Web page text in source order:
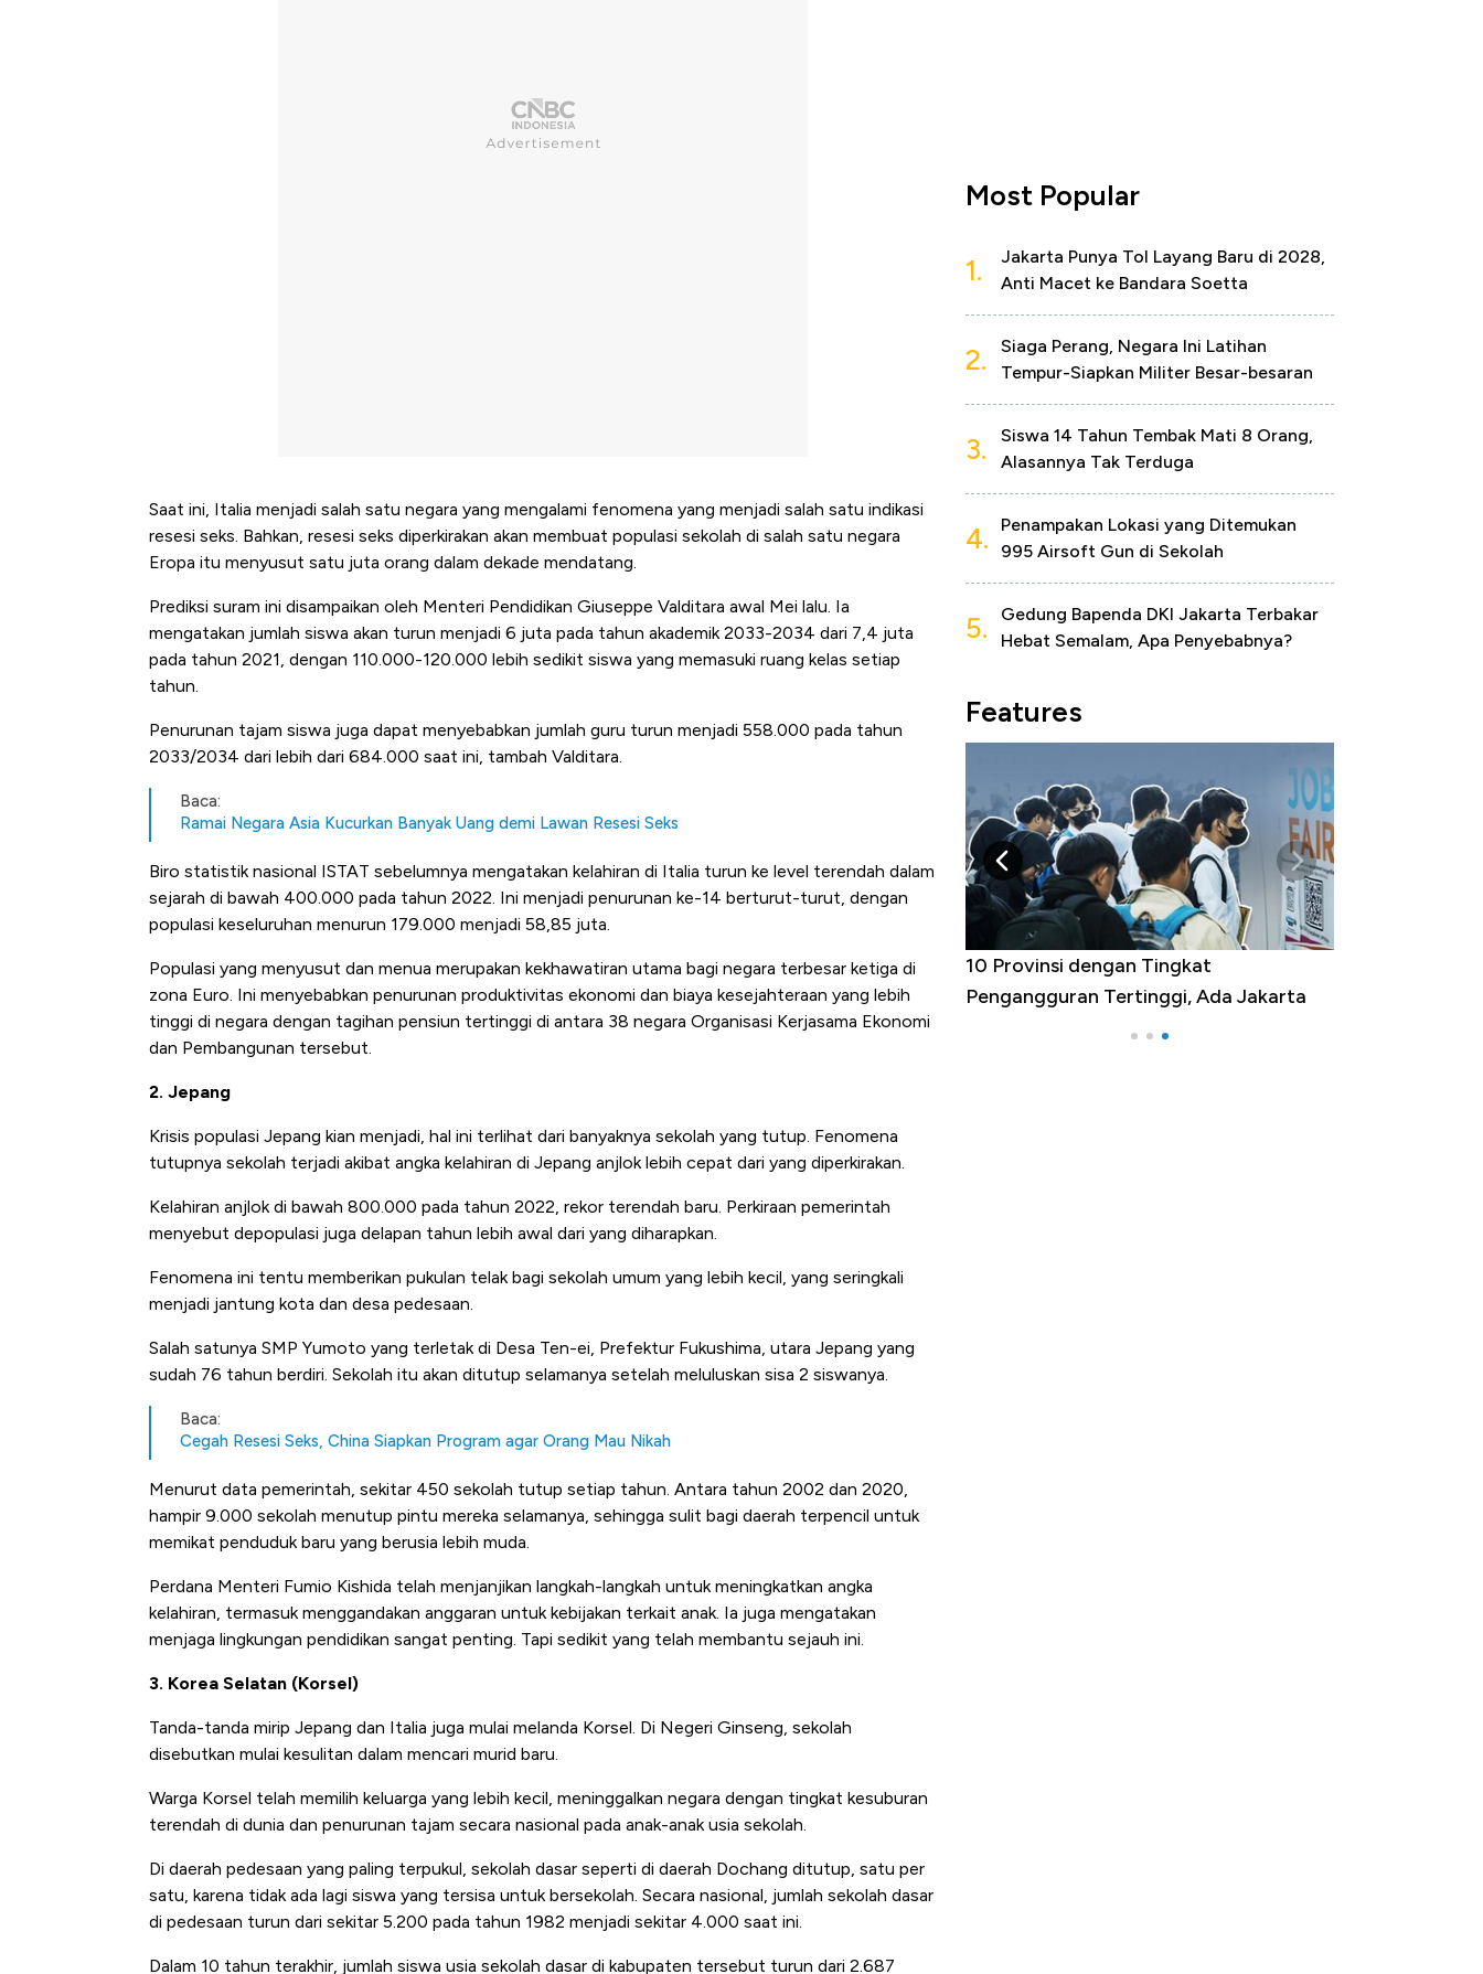
Saat ini, Italia menjadi salah satu negara yang mengalami fenomena yang menjadi salah satu indikasi
resesi seks. Bahkan, resesi seks diperkirakan akan membuat populasi sekolah di salah satu negara
Eropa itu menyusut satu juta orang dalam dekade mendatang.
Prediksi suram ini disampaikan oleh Menteri Pendidikan Giuseppe Valditara awal Mei lalu. Ia
mengatakan jumlah siswa akan turun menjadi 6 juta pada tahun akademik 2033-2034 dari 7,4 juta
pada tahun 2021, dengan 110.000-120.000 lebih sedikit siswa yang memasuki ruang kelas setiap
tahun.
Penurunan tajam siswa juga dapat menyebabkan jumlah guru turun menjadi 558.000 pada tahun
2033/2034 dari lebih dari 684.000 saat ini, tambah Valditara.
Baca:
Ramai Negara Asia Kucurkan Banyak Uang demi Lawan Resesi Seks
Biro statistik nasional ISTAT sebelumnya mengatakan kelahiran di Italia turun ke level terendah dalam
sejarah di bawah 400.000 pada tahun 2022. Ini menjadi penurunan ke-14 berturut-turut, dengan
populasi keseluruhan menurun 179.000 menjadi 58,85 juta.
Populasi yang menyusut dan menua merupakan kekhawatiran utama bagi negara terbesar ketiga di
zona Euro. Ini menyebabkan penurunan produktivitas ekonomi dan biaya kesejahteraan yang lebih
tinggi di negara dengan tagihan pensiun tertinggi di antara 38 negara Organisasi Kerjasama Ekonomi
dan Pembangunan tersebut.
2. Jepang
Krisis populasi Jepang kian menjadi, hal ini terlihat dari banyaknya sekolah yang tutup. Fenomena
tutupnya sekolah terjadi akibat angka kelahiran di Jepang anjlok lebih cepat dari yang diperkirakan.
Kelahiran anjlok di bawah 800.000 pada tahun 2022, rekor terendah baru. Perkiraan pemerintah
menyebut depopulasi juga delapan tahun lebih awal dari yang diharapkan.
Fenomena ini tentu memberikan pukulan telak bagi sekolah umum yang lebih kecil, yang seringkali
menjadi jantung kota dan desa pedesaan.
Salah satunya SMP Yumoto yang terletak di Desa Ten-ei, Prefektur Fukushima, utara Jepang yang
sudah 76 tahun berdiri. Sekolah itu akan ditutup selamanya setelah meluluskan sisa 2 siswanya.
Baca:
Cegah Resesi Seks, China Siapkan Program agar Orang Mau Nikah
Menurut data pemerintah, sekitar 450 sekolah tutup setiap tahun. Antara tahun 2002 dan 2020,
hampir 9.000 sekolah menutup pintu mereka selamanya, sehingga sulit bagi daerah terpencil untuk
memikat penduduk baru yang berusia lebih muda.
Perdana Menteri Fumio Kishida telah menjanjikan langkah-langkah untuk meningkatkan angka
kelahiran, termasuk menggandakan anggaran untuk kebijakan terkait anak. Ia juga mengatakan
menjaga lingkungan pendidikan sangat penting. Tapi sedikit yang telah membantu sejauh ini.
3. Korea Selatan (Korsel)
Tanda-tanda mirip Jepang dan Italia juga mulai melanda Korsel. Di Negeri Ginseng, sekolah
disebutkan mulai kesulitan dalam mencari murid baru.
Warga Korsel telah memilih keluarga yang lebih kecil, meninggalkan negara dengan tingkat kesuburan
terendah di dunia dan penurunan tajam secara nasional pada anak-anak usia sekolah.
Di daerah pedesaan yang paling terpukul, sekolah dasar seperti di daerah Dochang ditutup, satu per
satu, karena tidak ada lagi siswa yang tersisa untuk bersekolah. Secara nasional, jumlah sekolah dasar
di pedesaan turun dari sekitar 5.200 pada tahun 1982 menjadi sekitar 4.000 saat ini.
Dalam 10 tahun terakhir, jumlah siswa usia sekolah dasar di kabupaten tersebut turun dari 2.687
Most Popular
1.
Jakarta Punya Tol Layang Baru di 2028,
Anti Macet ke Bandara Soetta
2.
Siaga Perang, Negara Ini Latihan
Tempur-Siapkan Militer Besar-besaran
3.
Siswa 14 Tahun Tembak Mati 8 Orang,
Alasannya Tak Terduga
4.
Penampakan Lokasi yang Ditemukan
995 Airsoft Gun di Sekolah
5.
Gedung Bapenda DKI Jakarta Terbakar
Hebat Semalam, Apa Penyebabnya?
Features
Kongo Tutup Keran Ekspor, Harga
Tembaga Terbang ke Zona Berbahaya
Adu Panas Kinerja Emiten Minyak RI,
Mana yang Cuannya Paling Menyala?
10 Provinsi dengan Tingkat
Pengangguran Tertinggi, Ada Jakarta